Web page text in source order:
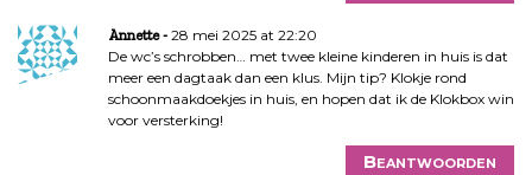
Annette
28 mei 2025 at 22:20
De wc’s schrobben… met twee kleine kinderen in huis is dat
meer een dagtaak dan een klus. Mijn tip? Klokje rond
schoonmaakdoekjes in huis, en hopen dat ik de Klokbox win
voor versterking!
Beantwoorden